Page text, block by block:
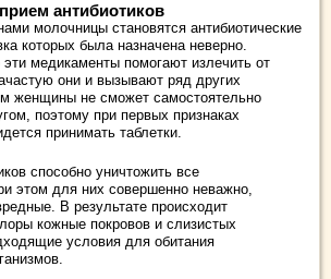
антибиотиков
молочницы становятся антибиотические
которых была назначена неверно.
эти медикаменты помогают излечить от
они и вызывают ряд других
женщины не сможет самостоятельно
поэтому при первых признаках
принимать таблетки.
способно уничтожить все
этом для них совершенно неважно,
В результате происходит
кожные покровов и слизистых
условия для обитания